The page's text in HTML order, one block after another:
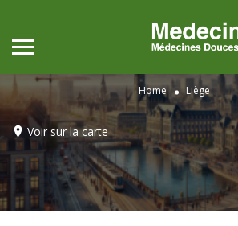
Home Liège
Voir sur la carte